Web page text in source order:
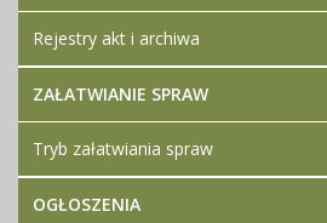
Rejestry akt i archiwa
ZAŁATWIANIE SPRAW
Tryb załatwiania spraw
OGŁOSZENIA